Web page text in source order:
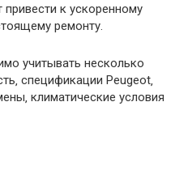
к ускоренному
ремонту.
учитывать несколько
спецификации Peugeot‚
климатические условия